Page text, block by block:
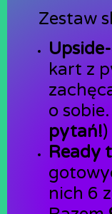
Zestaw
kart z
o sobie.
pytań!)
Ready
nich 6